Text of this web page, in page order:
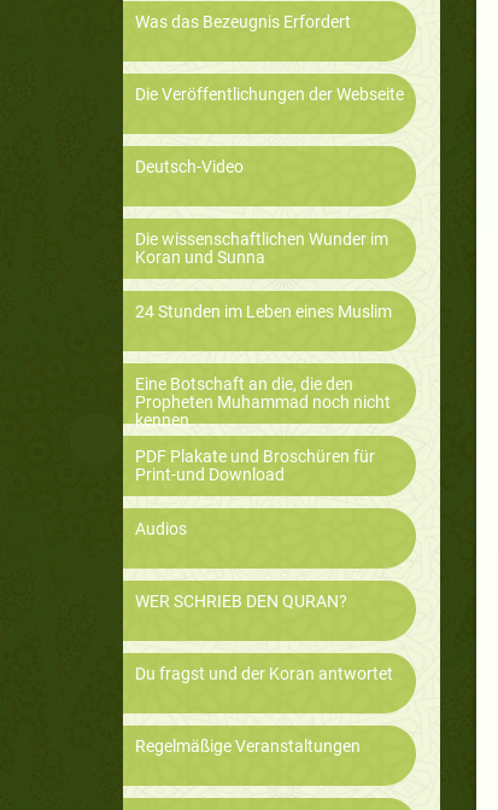
Was das Bezeugnis Erfordert
Die Veröffentlichungen der Webseite
Deutsch-Video
Die wissenschaftlichen Wunder im
Koran und Sunna
24 Stunden im Leben eines Muslim
Eine Botschaft an die, die den
Propheten Muhammad noch nicht
kennen
PDF Plakate und Broschüren für
Print-und Download
Audios
WER SCHRIEB DEN QURAN?
Du fragst und der Koran antwortet
Regelmäßige Veranstaltungen